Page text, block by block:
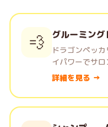
💨 グルーミング
ドラゴンペッ
イパワーでサロ
詳細を見る →